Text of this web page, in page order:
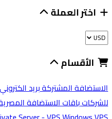
اختر العملة
الأقسام
الاستضافة المشتركةبريد
للشركاتباقات الاستضافة